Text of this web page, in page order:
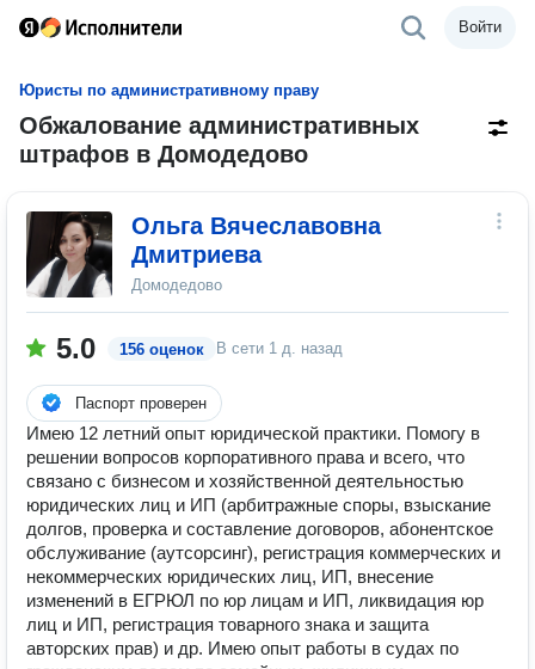
Войти
Юристы по административному праву
Обжалование административных
штрафов в Домодедово
Ольга Вячеславовна
Дмитриева
Домодедово
5.0 156 оценок В сети 1 д. назад
Паспорт проверен
Имею 12 летний опыт юридической практики. Помогу в
решении вопросов корпоративного права и всего, что
связано с бизнесом и хозяйственной деятельностью
юридических лиц и ИП (арбитражные споры, взыскание
долгов, проверка и составление договоров, абонентское
обслуживание (аутсорсинг), регистрация коммерческих и
некоммерческих юридических лиц, ИП, внесение
изменений в ЕГРЮЛ по юр лицам и ИП, ликвидация юр
лиц и ИП, регистрация товарного знака и защита
авторских прав) и др. Имею опыт работы в судах по